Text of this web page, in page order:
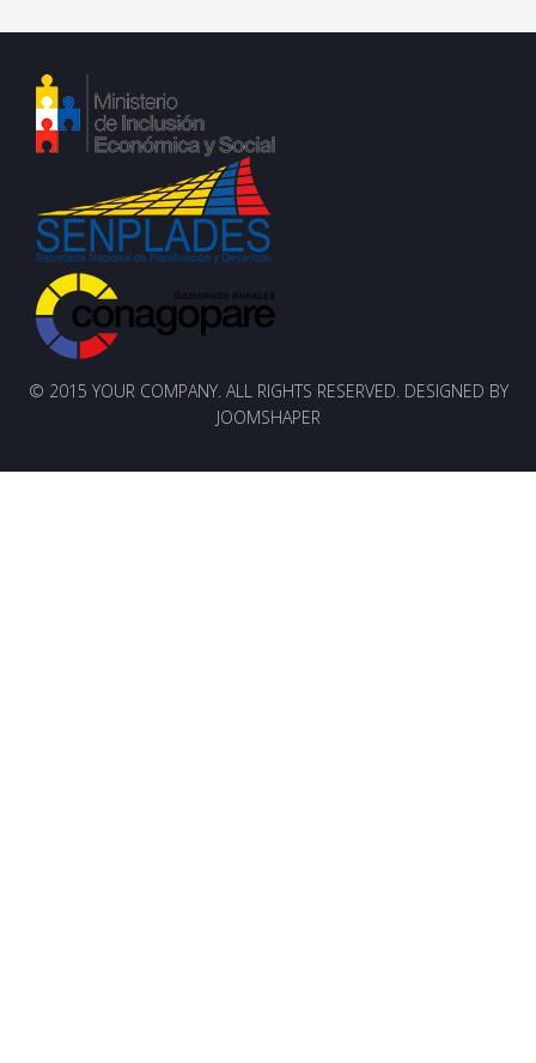
© 2015 YOUR COMPANY. ALL RIGHTS RESERVED. DESIGNED BY
JOOMSHAPER